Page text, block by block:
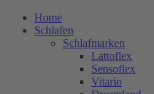
Home
Schlafen
Schlafmarken
Lattoflex
Sensoflex
Vitario